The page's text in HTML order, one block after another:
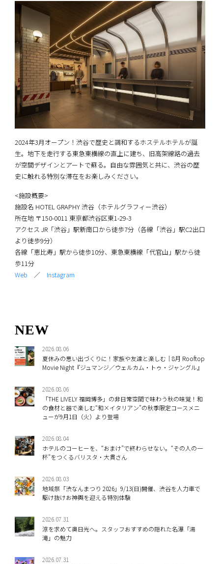
2024年3月オープン！渋谷で歴史と調和するホステルホテルが誕
生。地下を走行する東急東横線の直上に建ち、旧高架線路の過去
が空間デザインとアートで蘇る。自由な雰囲気と共に、渋谷の歴
史に触れる特別な滞在をお楽しみください。
<施設概要>
施設名 HOTEL GRAPHY 渋谷（ホテルグラフィー渋谷）
所在地 〒150-0011 東京都渋谷区東1-29-3
アクセス JR「渋谷」駅新南口から徒歩7分（各線「渋谷」駅C2出口
より徒歩9分）
各線「恵比寿」駅から徒歩10分、東急東横線「代官山」駅から徒
歩11分
Web ／ Instagram
NEW
2026.08.06
夏休みの思い出づくりに！家族や友達と楽しむ｜8月 Rooftop
Movie Night『ジュマンジ／ウェルカム・トゥ・ジャングル』
2026.08.06
「THE LIVELY 福岡博多」の非日常空間で味わう秋の味覚！和
の食材と器で楽しむ“和×イタリアン”の秋季限定コースメニ
ューが9月1日（火）より登場
2026.08.04
ホテルのコーヒーを、“おまけ”で終わらせない。“その人の一
杯”をつくるバリスタ・大貫さん
2026.08.03
地域祭「渋なんまつり 2026」9/13(日)開催、渋谷を人力車で
駆け抜けお神輿を迎える特別体験
2026.07.31
涼を求めて奥日光へ。スタッフおすすめの隠れた名瀑「湯
滝」の魅力
2026.07.31